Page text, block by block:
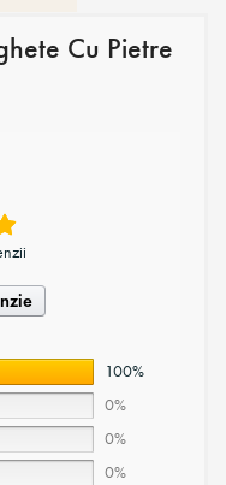
Cu Pietre
100%
0%
0%
0%